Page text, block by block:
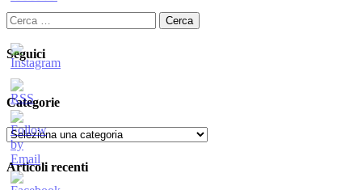
Ricerca
per:
Seguici
Categorie
Categorie
Articoli recenti